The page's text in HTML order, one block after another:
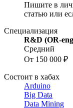
Пишите в
статью или
Специализация
R&D (OR-
Средний
От 150 000 ₽
Состоит в хабах
Arduino
Big Data
Data Mining